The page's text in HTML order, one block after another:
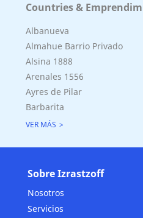
Superficie Terreno
Superficie total del
Cubierta: 160.00 M2
Semicubierta 45.00 M2
Countries &
Albanueva
Almahue Barrio Privado
Alsina 1888
Arenales 1556
Ayres de Pilar
Barbarita
VER MÁS
Sobre Izrastzoff
Nosotros
Servicios